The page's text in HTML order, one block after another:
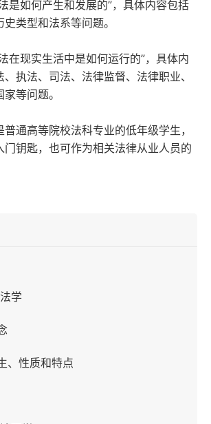
是如何产生和发展的”，具体内容包括
类型和法系等问题。
在现实生活中是如何运行的”，具体内
执法、司法、法律监督、法律职业、
等问题。
通高等院校法科专业的低年级学生，
门钥匙，也可作为相关法律从业人员的
学
、性质和特点